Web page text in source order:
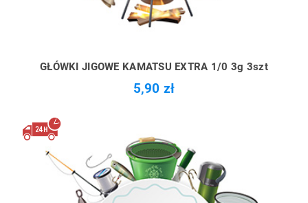
GŁÓWKI JIGOWE KAMATSU EXTRA 1/0 3g 3szt
5,90 zł